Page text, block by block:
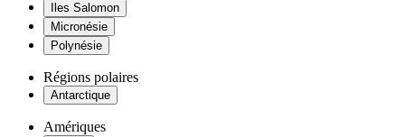
Iles Salomon
Micronésie
Polynésie
Régions polaires
Antarctique
Amériques